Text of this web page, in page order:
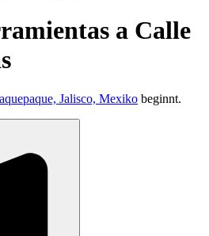
a Calle
Jalisco, Mexiko beginnt.